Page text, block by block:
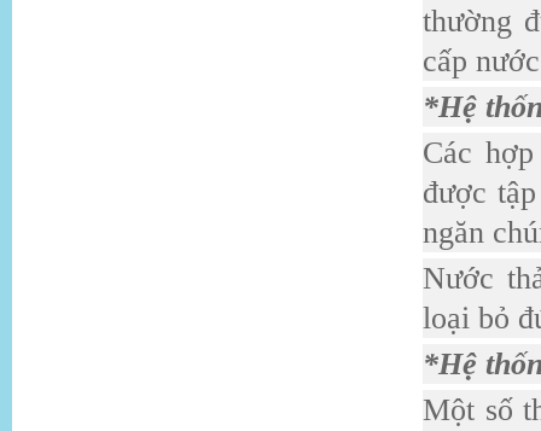
thường
cấp
*Hệ
Các
được
ngăn
Nước
loại bỏ
*Hệ
Một số